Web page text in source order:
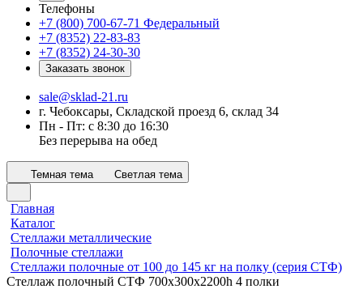
Телефоны
+7 (800) 700-67-71 Федеральный
+7 (8352) 22-83-83
+7 (8352) 24-30-30
Заказать звонок
sale@sklad-21.ru
г. Чебоксары, Складской проезд 6, склад 34
Пн - Пт: с 8:30 до 16:30
Без перерыва на обед
Темная тема Светлая тема
Главная
Каталог
Стеллажи металлические
Полочные стеллажи
Стеллажи полочные от 100 до 145 кг на полку (серия СТФ)
Стеллаж полочный СТФ 700х300x2200h 4 полки